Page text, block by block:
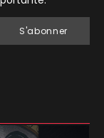
S'abonner